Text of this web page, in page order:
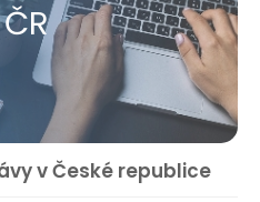
v České republice